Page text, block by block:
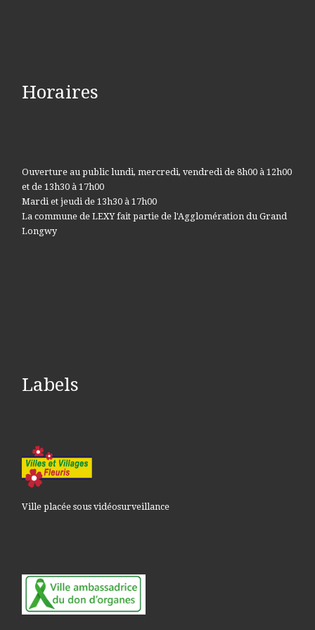
Horaires
Ouverture au public lundi, mercredi, vendredi de 8h00 à 12h00
et de 13h30 à 17h00
Mardi et jeudi de 13h30 à 17h00
La commune de LEXY fait partie de l'Agglomération du Grand
Longwy
Labels
Ville placée sous vidéosurveillance